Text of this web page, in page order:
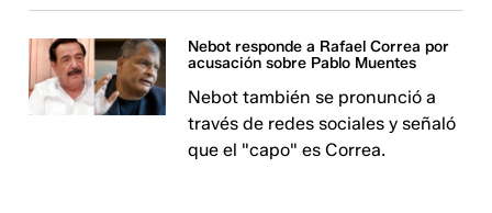
Nebot responde a Rafael Correa por
acusación sobre Pablo Muentes
Nebot también se pronunció a
través de redes sociales y señaló
que el "capo" es Correa.